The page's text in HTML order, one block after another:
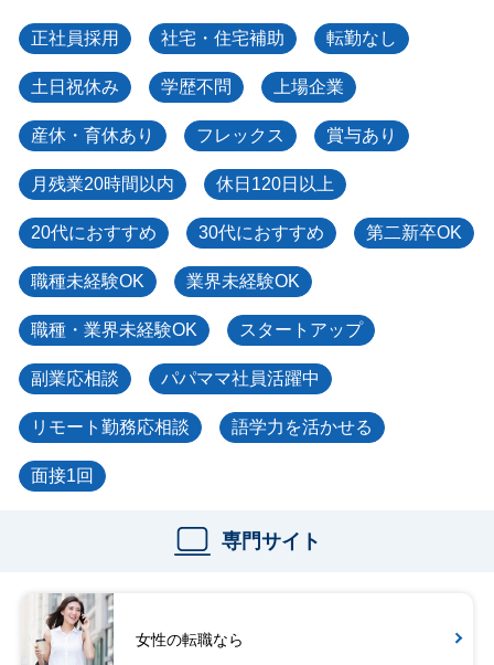
正社員採用 社宅・住宅補助 転勤なし
土日祝休み 学歴不問 上場企業
産休・育休あり フレックス 賞与あり
月残業20時間以内 休日120日以上
20代におすすめ 30代におすすめ 第二新卒OK
職種未経験OK 業界未経験OK
職種・業界未経験OK スタートアップ
副業応相談 パパママ社員活躍中
リモート勤務応相談 語学力を活かせる
面接1回
専門サイト
女性の転職なら